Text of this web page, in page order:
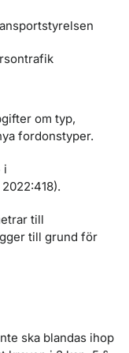
om typ,
fordonstyper.
i
till
till grund för
ska blandas ihop